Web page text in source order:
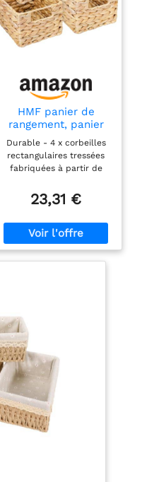
HMF panier de
rangement, panier
tressé en jacinthe
d'eau jonc de mer |
set de 4 pièces |
taille S | 22 x 17 x 12
Durable - 4 x corbeilles
rectangulaires tressées
fabriquées à partir de
renouvelables pour le
rangement au quotidien
rangement avec poignées,
adaptée à différentes
à coucher, la chambre
d'enfant, la cuisine ou la
salle de bain Fait main -
Panier d'étagère tressé à
la main en jacinthe d'eau
avec cadre métallique
pour plus de stabilité
Dimensions (L x P x H) :
Extérieur : 22 x 17 x 12 cm
| Intérieur : 20 x 15 x 11
23,31 €